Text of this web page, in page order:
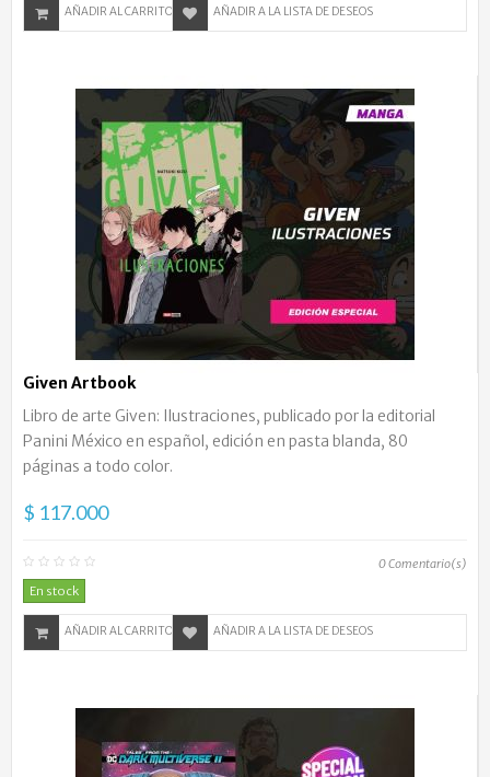
AÑADIR AL CARRITO AÑADIR A LA LISTA DE DESEOS
Given Artbook
Libro de arte Given: Ilustraciones, publicado por la editorial
Panini México en español, edición en pasta blanda, 80
páginas a todo color.
$ 117.000
0Comentario(s)
En stock
AÑADIR AL CARRITO AÑADIR A LA LISTA DE DESEOS